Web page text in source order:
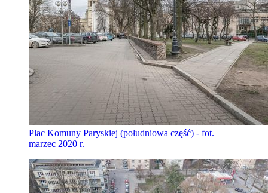
Plac Komuny Paryskiej (południowa część) - fot.
marzec 2020 r.